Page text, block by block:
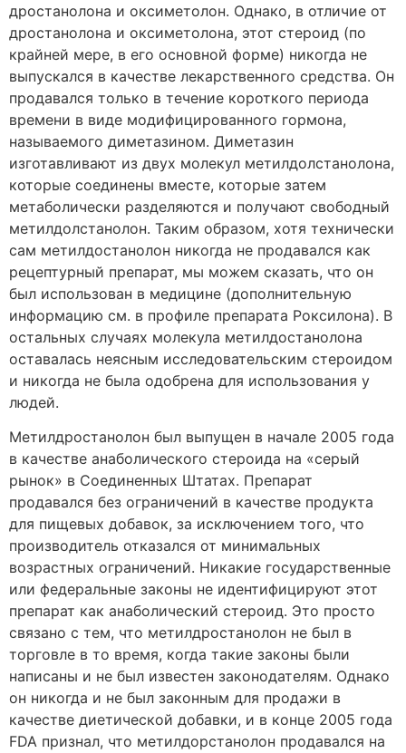
дростанолона и оксиметолон. Однако, в отличие от
дростанолона и оксиметолона, этот стероид (по
крайней мере, в его основной форме) никогда не
выпускался в качестве лекарственного средства. Он
продавался только в течение короткого периода
времени в виде модифицированного гормона,
называемого диметазином. Диметазин
изготавливают из двух молекул метилдолстанолона,
которые соединены вместе, которые затем
метаболически разделяются и получают свободный
метилдолстанолон. Таким образом, хотя технически
сам метилдостанолон никогда не продавался как
рецептурный препарат, мы можем сказать, что он
был использован в медицине (дополнительную
информацию см. в профиле препарата Роксилона). В
остальных случаях молекула метилдостанолона
оставалась неясным исследовательским стероидом
и никогда не была одобрена для использования у
людей.
Метилдростанолон был выпущен в начале 2005 года
в качестве анаболического стероида на «серый
рынок» в Соединенных Штатах. Препарат
продавался без ограничений в качестве продукта
для пищевых добавок, за исключением того, что
производитель отказался от минимальных
возрастных ограничений. Никакие государственные
или федеральные законы не идентифицируют этот
препарат как анаболический стероид. Это просто
связано с тем, что метилдростанолон не был в
торговле в то время, когда такие законы были
написаны и не был известен законодателям. Однако
он никогда и не был законным для продажи в
качестве диетической добавки, и в конце 2005 года
FDA признал, что метилдорстанолон продавался на